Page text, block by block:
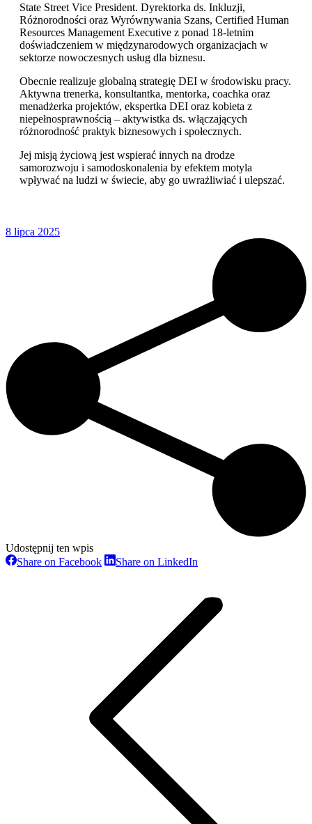
State Street Vice President. Dyrektorka ds. Inkluzji,
Różnorodności oraz Wyrównywania Szans, Certified Human
Resources Management Executive z ponad 18-letnim
doświadczeniem w międzynarodowych organizacjach w
sektorze nowoczesnych usług dla biznesu.
Obecnie realizuje globalną strategię DEI w środowisku pracy.
Aktywna trenerka, konsultantka, mentorka, coachka oraz
menadżerka projektów, ekspertka DEI oraz kobieta z
niepełnosprawnością – aktywistka ds. włączających
różnorodność praktyk biznesowych i społecznych.
Jej misją życiową jest wspierać innych na drodze
samorozwoju i samodoskonalenia by efektem motyla
wpływać na ludzi w świecie, aby go uwrażliwiać i ulepszać.
8 lipca 2025
Udostępnij ten wpis
Share on Facebook
Share on LinkedIn